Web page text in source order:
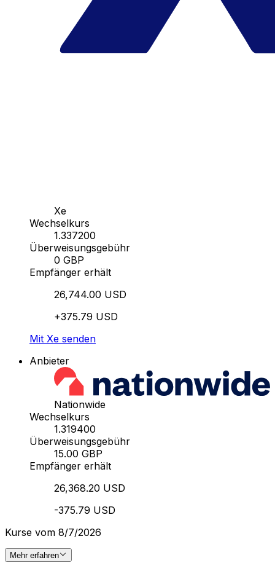
Xe
Wechselkurs
1.337200
Überweisungsgebühr
0 GBP
Empfänger erhält
26,744.00 USD
+375.79 USD
Mit Xe senden
Anbieter
Nationwide
Wechselkurs
1.319400
Überweisungsgebühr
15.00 GBP
Empfänger erhält
26,368.20 USD
-375.79 USD
Kurse vom 8/7/2026
Mehr erfahren